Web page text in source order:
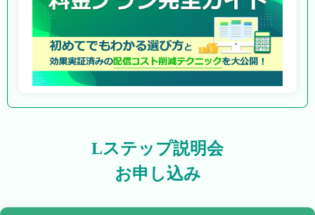
Lステップ説明会
お申し込み